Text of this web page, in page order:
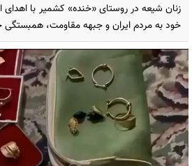
زنان شیعه در روستای «خنده» کشمیر با اهدای
خود به مردم ایران و جبهه مقاومت، همبستگی